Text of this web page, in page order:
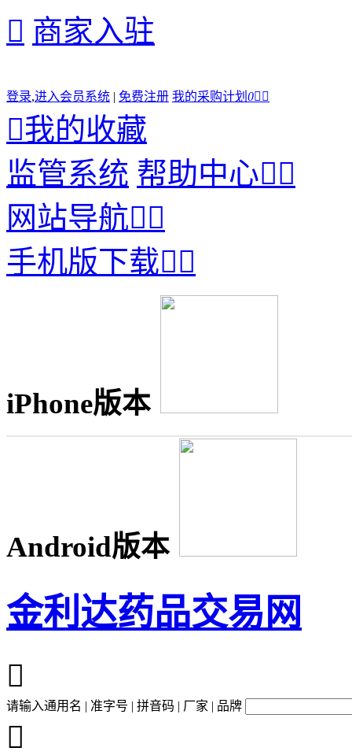
 商家入驻
登录,进入会员系统 | 免费注册 我的采购计划 0 
我的收藏
监管系统 帮助中心
网站导航
手机版下载
iPhone版本
Android版本
金利达药品交易网

请输入通用名 | 准字号 | 拼音码 | 厂家 | 品牌
